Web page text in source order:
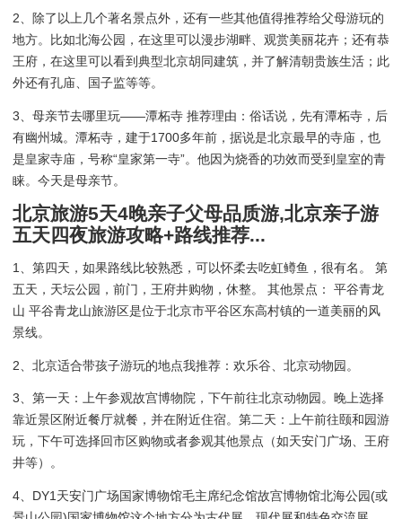
2、除了以上几个著名景点外，还有一些其他值得推荐给父母游玩的
地方。比如北海公园，在这里可以漫步湖畔、观赏美丽花卉；还有恭
王府，在这里可以看到典型北京胡同建筑，并了解清朝贵族生活；此
外还有孔庙、国子监等等。
3、母亲节去哪里玩——潭柘寺 推荐理由：俗话说，先有潭柘寺，后
有幽州城。潭柘寺，建于1700多年前，据说是北京最早的寺庙，也
是皇家寺庙，号称“皇家第一寺”。他因为烧香的功效而受到皇室的青
睐。今天是母亲节。
北京旅游5天4晚亲子父母品质游,北京亲子游
五天四夜旅游攻略+路线推荐...
1、第四天，如果路线比较熟悉，可以怀柔去吃虹鳟鱼，很有名。 第
五天，天坛公园，前门，王府井购物，休整。 其他景点： 平谷青龙
山 平谷青龙山旅游区是位于北京市平谷区东高村镇的一道美丽的风
景线。
2、北京适合带孩子游玩的地点我推荐：欢乐谷、北京动物园。
3、第一天：上午参观故宫博物院，下午前往北京动物园。晚上选择
靠近景区附近餐厅就餐，并在附近住宿。第二天：上午前往颐和园游
玩，下午可选择回市区购物或者参观其他景点（如天安门广场、王府
井等）。
4、DY1天安门广场国家博物馆毛主席纪念馆故宫博物馆北海公园(或